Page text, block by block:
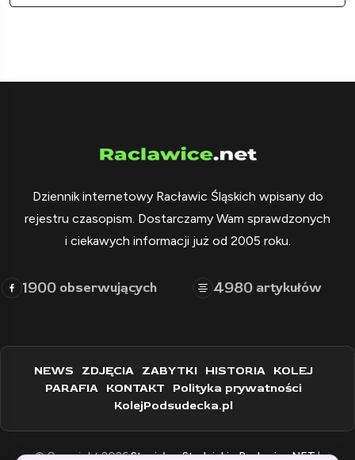
Dziennik internetowy Racławic Śląskich wpisany do
rejestru czasopism. Dostarczamy Wam sprawdzonych
i ciekawych informacji już od 2005 roku.
1900 obserwujących 4980 artykułów
NEWS ZDJĘCIA ZABYTKI HISTORIA KOLEJ
PARAFIA KONTAKT Polityka prywatności
KolejPodsudecka.pl
© Copyright 2026Stanisław Stadnicki - Raclawice.NET|